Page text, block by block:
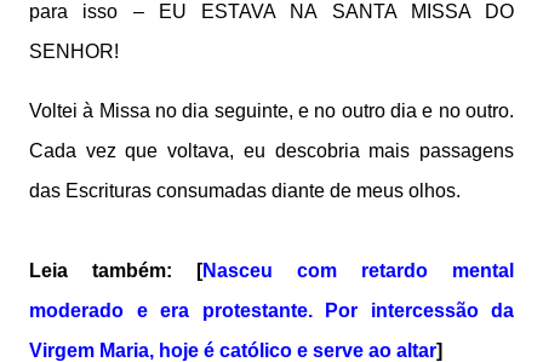
para isso – EU ESTAVA NA SANTA MISSA DO
SENHOR!
Voltei à Missa no dia seguinte, e no outro dia e no outro.
Cada vez que voltava, eu descobria mais passagens
das Escrituras consumadas diante de meus olhos.
Leia também: [Nasceu com retardo mental
moderado e era protestante. Por intercessão da
Virgem Maria, hoje é católico e serve ao altar]